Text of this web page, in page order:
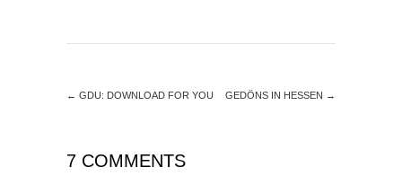
← GDU: DOWNLOAD FOR YOU GEDÖNS IN HESSEN →
7 COMMENTS